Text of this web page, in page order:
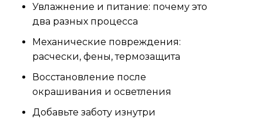
Увлажнение и питание: почему это
два разных процесса
Механические повреждения:
расчески, фены, термозащита
Восстановление после
окрашивания и осветления
Добавьте заботу изнутри